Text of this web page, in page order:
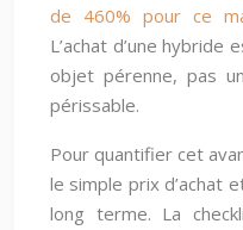
de 460% pour ce
L’achat d’une hybride
objet pérenne, pas
périssable.
Pour quantifier cet
le simple prix d’achat
long terme. La